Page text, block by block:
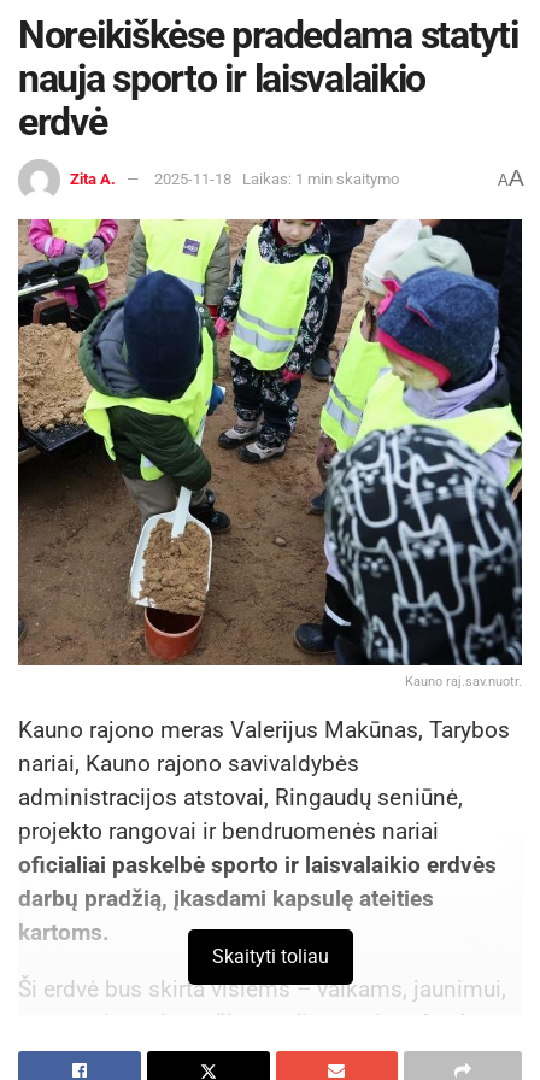
Noreikiškėse pradedama statyti
nauja sporto ir laisvalaikio
erdvė
Zita A. 2025-11-18 Laikas: 1 min skaitymo AA
Kauno raj.sav.nuotr.
Kauno rajono meras Valerijus Makūnas, Tarybos
nariai, Kauno rajono savivaldybės
administracijos atstovai, Ringaudų seniūnė,
projekto rangovai ir bendruomenės nariai
oficialiai paskelbė sporto ir laisvalaikio erdvės
darbų pradžią, įkasdami kapsulę ateities
kartoms.
Ši erdvė bus skirta visiems – vaikams, jaunimui,
suaugusiems ir svečiams. Ji taps vieta, kur bus
galima ne tik ilsėtis, bet ir aktyviai leisti
Skaityti toliau